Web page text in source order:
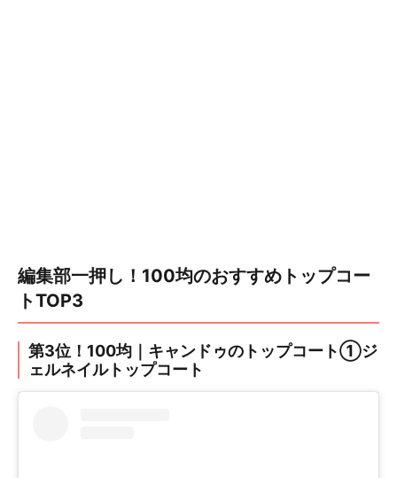
編集部一押し！100均のおすすめトップコー
トTOP3
第3位！100均｜キャンドゥのトップコート①ジ
ェルネイルトップコート